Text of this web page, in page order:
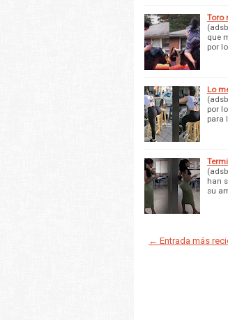
Toro
que
por
Lo
por
para
han
su
← Entrada más